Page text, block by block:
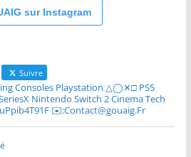
sur Instagram
Suivre
Consoles Playstation △◯✕□ PS5
Nintendo Switch 2 Cinema Tech
✉️:Contact@gouaig.Fr